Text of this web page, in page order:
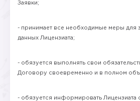
Заявки;
- принимает все необходимые меры для
данных Лицензиата;
- обязуется выполнять свои
Договору своевременно и в полном
- обязуется информировать Лицензиата